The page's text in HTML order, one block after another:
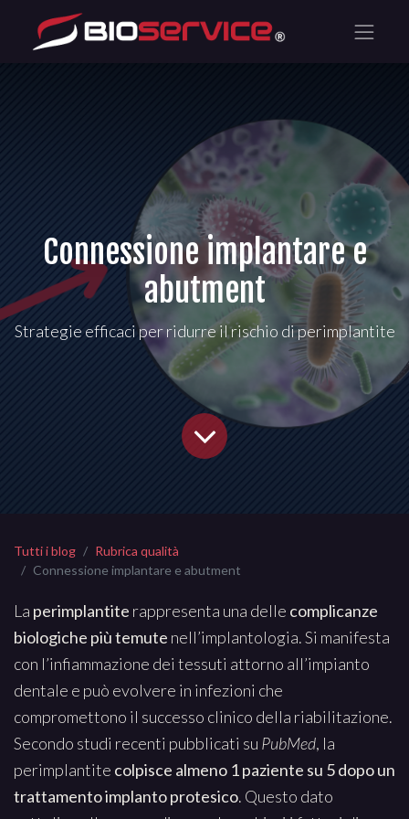
Connessione implantare e
abutment
Strategie efficaci per ridurre il rischio di perimplantite
Tutti i blog
Rubrica qualità
Connessione implantare e abutment
La perimplantite rappresenta una delle complicanze
biologiche più temute nell’implantologia. Si manifesta
con l’infiammazione dei tessuti attorno all’impianto
dentale e può evolvere in infezioni che
compromettono il successo clinico della riabilitazione.
Secondo studi recenti pubblicati su PubMed, la
perimplantite colpisce almeno 1 paziente su 5 dopo un
trattamento implanto protesico. Questo dato